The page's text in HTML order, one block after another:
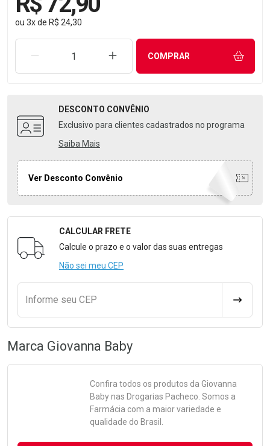
ou 3xde R$ 24,30
REMOVER UMA UNIDADEAUMENTAR UMA UNIDADE
COMPRAR
DESCONTO CONVÊNIO
Exclusivo para clientes cadastrados no programa
Saiba Mais
Ver Desconto Convênio
Formulário para Calcular o Frete
CALCULAR FRETE
Calcule o prazo e o valor das suas entregas
Não sei meu CEP
Informe seu CEP
Marca Giovanna Baby
Confira todos os produtos da Giovanna
Babynas Drogarias Pacheco. Somos a
Farmácia com a maior variedade e
qualidade do Brasil.